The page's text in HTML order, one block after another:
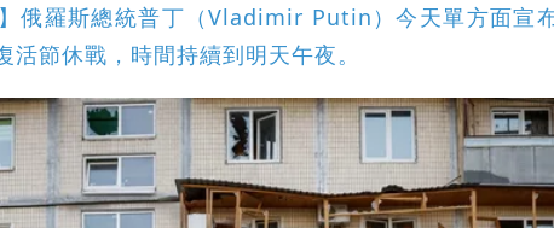
「現任優勢去哪？」媒體人嘆：真的該緊張了
驚傳猝逝！最後身影曝 網驚覺不對
中一語成讖 王必勝：時間久看出睿智
】俄羅斯總統普丁（Vladimir Putin）今天單方面宣
節休戰，時間持續到明天午夜。